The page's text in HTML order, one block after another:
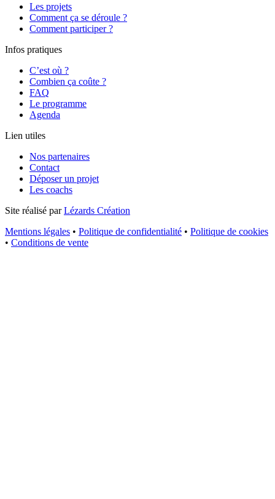
Les projets
Comment ça se déroule ?
Comment participer ?
Infos pratiques
C’est où ?
Combien ça coûte ?
FAQ
Le programme
Agenda
Lien utiles
Nos partenaires
Contact
Déposer un projet
Les coachs
Site réalisé parLézards Création
Mentions légales • Politique de confidentialité • Politique de cookies
• Conditions de vente